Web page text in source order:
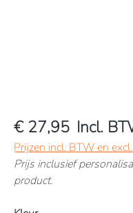
€ 27,95 Incl.
Prijzen incl. BTW en
Prijs inclusief
product.